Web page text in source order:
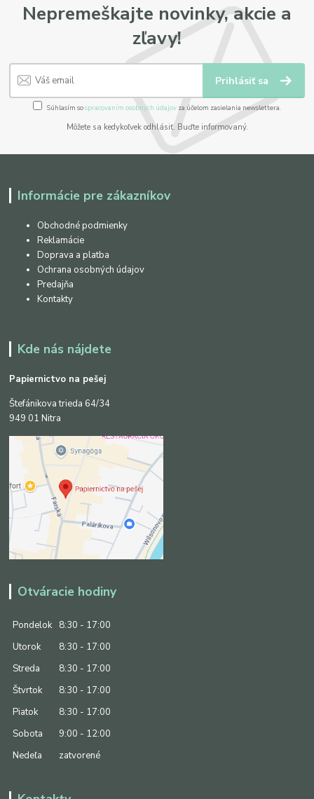
Nepremeškajte novinky, akcie a
zľavy!
Prihlásiť sa
Súhlasím sospracovaním osobných údajov za účelom zasielania newslettera.
Môžete sa kedykoľvek odhlásiť. Buďte informovaný.
Informácie pre zákazníkov
Obchodné podmienky
Reklamácie
Doprava a platba
Ochrana osobných údajov
Predajňa
Kontakty
Kde nás nájdete
Papiernictvo na pešej
Štefánikova trieda 64/34
949 01 Nitra
Otváracie hodiny
Pondelok
8:30 - 17:00
Utorok
8:30 - 17:00
Streda
8:30 - 17:00
Štvrtok
8:30 - 17:00
Piatok
8:30 - 17:00
Sobota
9:00 - 12:00
Nedeľa
zatvorené